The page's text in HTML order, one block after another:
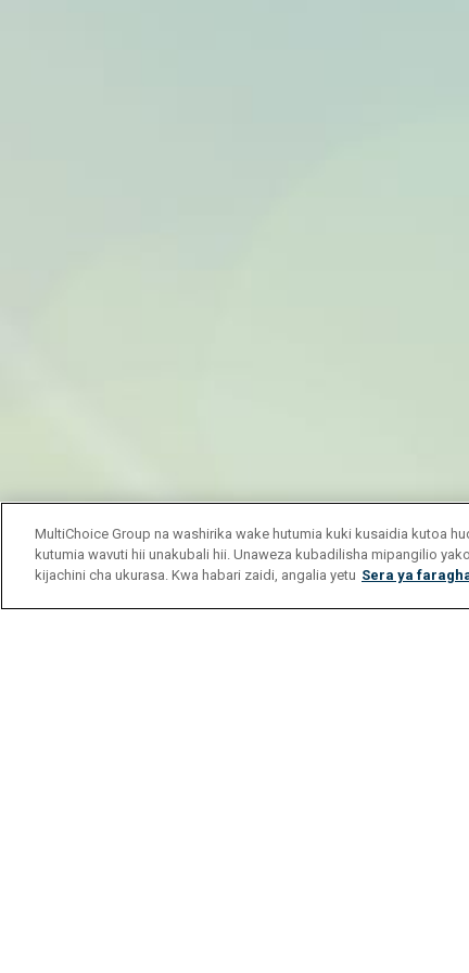
MultiChoice Group na washirika wake hutumia kuki kusaidia kutoa
kutumia wavuti hii unakubali hii. Unaweza kubadilisha mipangilio
kijachini cha ukurasa. Kwa habari zaidi, angalia yetu Sera ya